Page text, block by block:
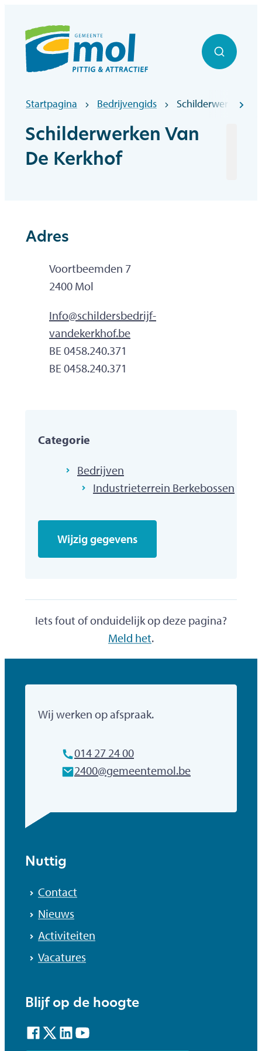
Officiële website gemeentebestuur Mol
Zoek
Startpagina Bedrijvengids Schilderwerken
Schilderwerken Van
De Kerkhof
Adres
AdresVoortbeemden 7
,2400 Mol
E-mailadres
Info@schildersbedrijf-
vandekerkhof.be
Ondernemingsnummer
BE 0458.240.371
BTW nr.BE 0458.240.371
Categorie
Bedrijven
Industrieterrein Berkebossen
Wijzig gegevens
Iets fout of onduidelijk op deze pagina?
Meld het.
Gemeente Mol
Wij werken op afspraak.
014 27 24 00
E-mailadres
2400@gemeentemol.be
Nuttig
Contact
Nieuws
Activiteiten
Vacatures
Blijf op de hoogte
Facebook
TwitterLinkedInYouTube